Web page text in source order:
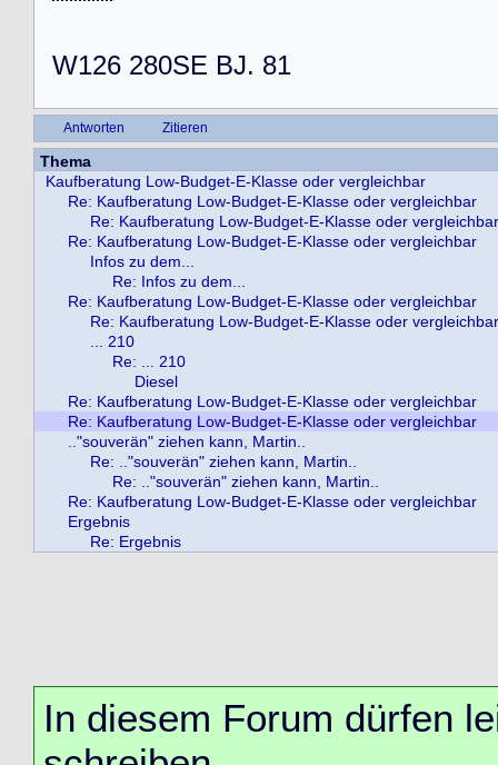
W126 280SE BJ. 81
Antworten Zitieren
Thema
Kaufberatung Low-Budget-E-Klasse oder vergleichbar
Re: Kaufberatung Low-Budget-E-Klasse oder vergleichbar
Re: Kaufberatung Low-Budget-E-Klasse oder vergleichbar
Re: Kaufberatung Low-Budget-E-Klasse oder vergleichbar
Infos zu dem...
Re: Infos zu dem...
Re: Kaufberatung Low-Budget-E-Klasse oder vergleichbar
Re: Kaufberatung Low-Budget-E-Klasse oder vergleichbar
... 210
Re: ... 210
Diesel
Re: Kaufberatung Low-Budget-E-Klasse oder vergleichbar
Re: Kaufberatung Low-Budget-E-Klasse oder vergleichbar
.."souverän" ziehen kann, Martin..
Re: .."souverän" ziehen kann, Martin..
Re: .."souverän" ziehen kann, Martin..
Re: Kaufberatung Low-Budget-E-Klasse oder vergleichbar
Ergebnis
Re: Ergebnis
In diesem Forum dürfen